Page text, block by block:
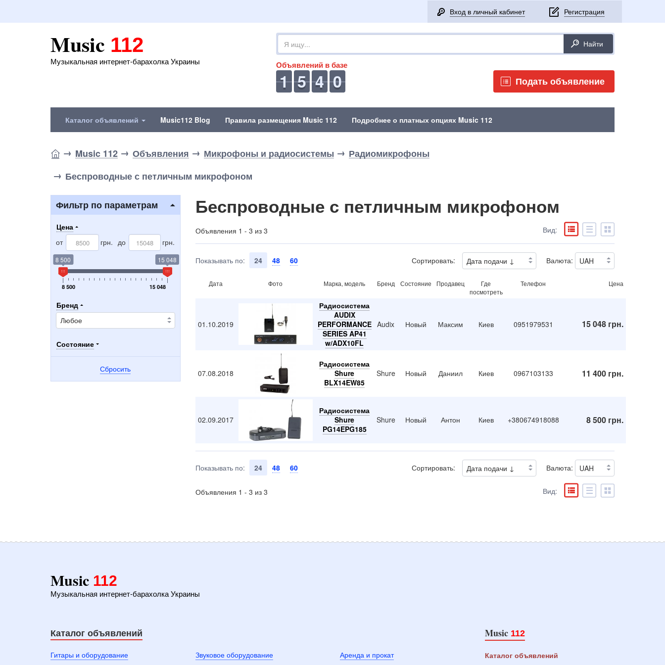
Music 112
Музыкальная интернет-барахолка Украины Объявлений в базе
1 5 4 0 Подать объявление
Каталог объявлений Music112 Blog Правила размещения Music 112 Подробнее о платных опциях Music 112
Music 112 Объявления Микрофоны и радиосистемы
Радиомикрофоны
Беспроводные с петличным микрофоном
Беспроводные с петличным микрофоном
Фильтр по параметрам
Цена
от
грн. до грн.
8 500 15 048
8 500 15 048
Бренд
Состояние
Сбросить
Объявления 1 - 3 из 3 Вид:
Показывать по: 24 48 60 Валюта:
Сортировать:
Дата Фото Марка, модель Бренд Состояние Продавец
Где
посмотреть
Телефон Цена
01.10.2019
Радиосистема
AUDIX
PERFORMANCE
SERIES AP41
w/ADX10FL
Audix Новый Максим Киев 0951979531 15 048 грн.
07.08.2018
Радиосистема
Shure
BLX14EW85
Shure Новый Даниил Киев 0967103133 11 400 грн.
02.09.2017
Радиосистема
Shure
PG14EPG185
Shure Новый Антон Киев +380674918088 8 500 грн.
Показывать по: 24 48 60 Валюта:
Сортировать:
Объявления 1 - 3 из 3 Вид:
Music 112
Музыкальная интернет-барахолка Украины
Каталог объявлений
Гитары и оборудование Звуковое оборудование Аренда и прокат
Music 112
Каталог объявлений